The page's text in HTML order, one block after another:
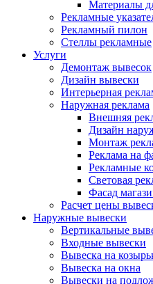
Материалы
Рекламные
Рекламный пилон
Стеллы рекламные
Услуги
Демонтаж вывесок
Дизайн вывески
Интерьерная
Наружная реклама
Внешняя
Дизайн
Монтаж
Реклама на
Рекламные
Световая
Фасад
Расчет цены
Наружные вывески
Вертикальные
Входные вывески
Вывеска на
Вывеска на окна
Вывески на